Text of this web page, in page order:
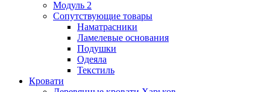
Модуль 2
Сопутствующие товары
Наматрасники
Ламелевые основания
Подушки
Одеяла
Текстиль
Кровати